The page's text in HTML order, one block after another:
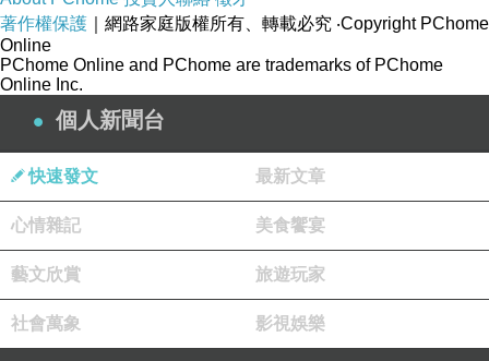
著作權保護 ｜網路家庭版權所有、轉載必究 ‧Copyright PChome
Online
PChome Online and PChome are trademarks of PChome
Online Inc.
個人新聞台
快速發文 最新文章
心情雜記 美食饗宴
藝文欣賞 旅遊玩家
社會萬象 影視娛樂